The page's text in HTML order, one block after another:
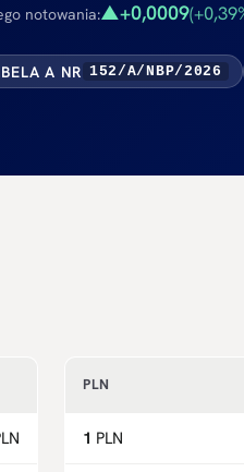
notowania:▲+0,0009
A NR 152/A/NBP/2026
PLN
1 PLN